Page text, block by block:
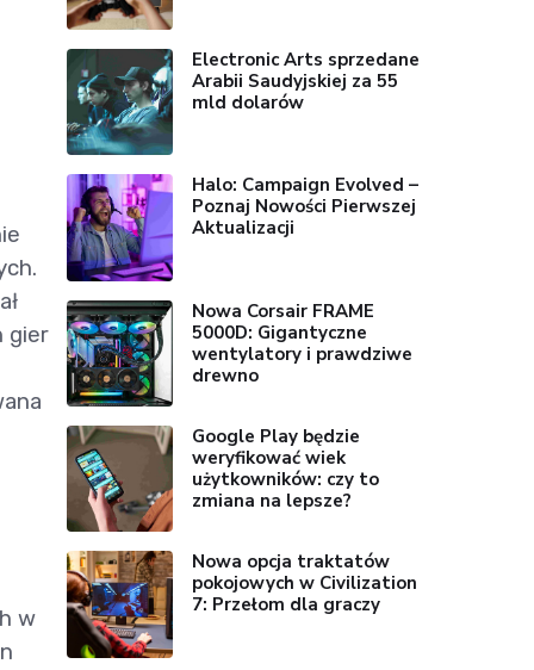
gier
w
Electronic Arts sprzedane
Arabii Saudyjskiej za 55
mld dolarów
Halo: Campaign Evolved –
Poznaj Nowości Pierwszej
Aktualizacji
Nowa Corsair FRAME
5000D: Gigantyczne
wentylatory i prawdziwe
drewno
Google Play będzie
weryfikować wiek
użytkowników: czy to
zmiana na lepsze?
Nowa opcja traktatów
pokojowych w Civilization
7: Przełom dla graczy